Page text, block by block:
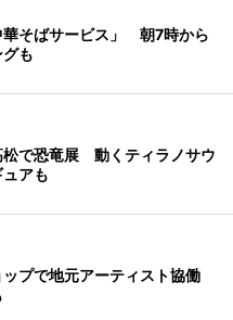
華そばサービス」 朝7時から
も
松で恐竜展 動くティラノサウ
アも
プで地元アーティスト協働